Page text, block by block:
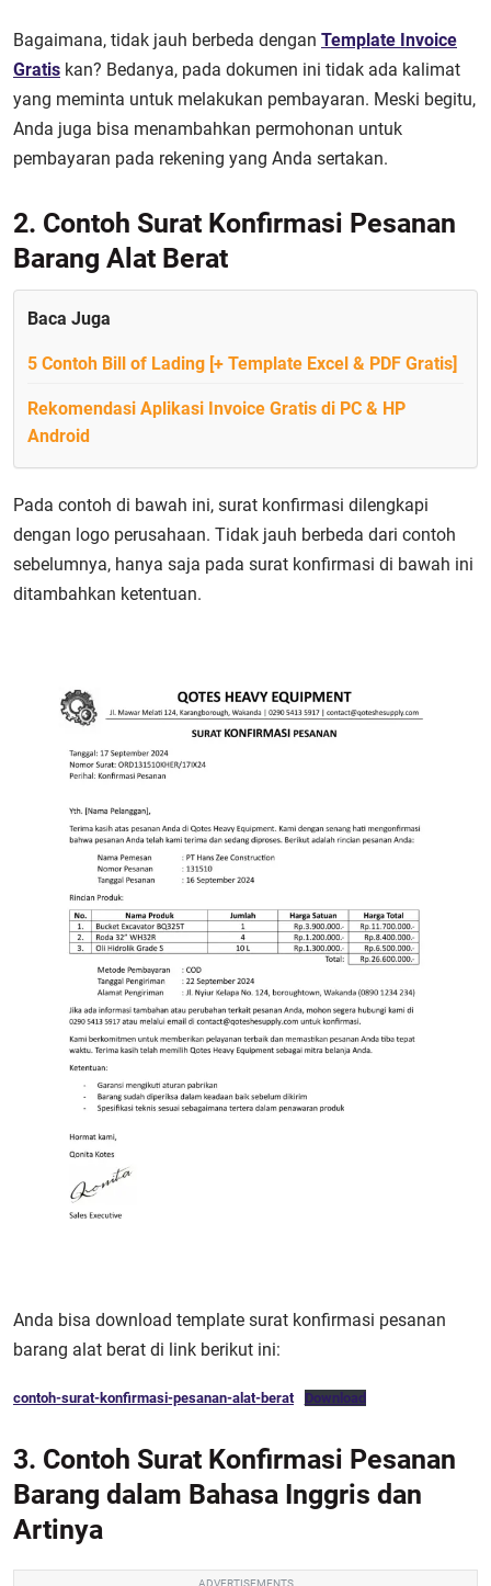
Bagaimana, tidak jauh berbeda dengan Template Invoice
Gratis kan? Bedanya, pada dokumen ini tidak ada kalimat
yang meminta untuk melakukan pembayaran. Meski begitu,
Anda juga bisa menambahkan permohonan untuk
pembayaran pada rekening yang Anda sertakan.
2. Contoh Surat Konfirmasi Pesanan
Barang Alat Berat
Baca Juga
5 Contoh Bill of Lading [+ Template Excel & PDF Gratis]
Rekomendasi Aplikasi Invoice Gratis di PC & HP
Android
Pada contoh di bawah ini, surat konfirmasi dilengkapi
dengan logo perusahaan. Tidak jauh berbeda dari contoh
sebelumnya, hanya saja pada surat konfirmasi di bawah ini
ditambahkan ketentuan.
Anda bisa download template surat konfirmasi pesanan
barang alat berat di link berikut ini:
contoh-surat-konfirmasi-pesanan-alat-berat Download
3. Contoh Surat Konfirmasi Pesanan
Barang dalam Bahasa Inggris dan
Artinya